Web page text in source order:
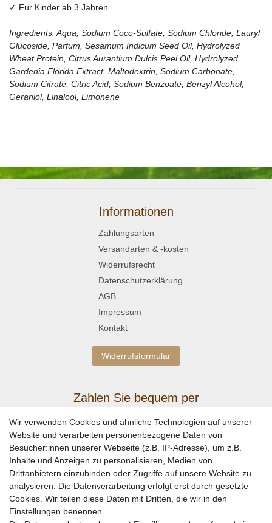
✓ Für Kinder ab 3 Jahren
Ingredients: Aqua, Sodium Coco-Sulfate, Sodium Chloride, Lauryl
Glucoside, Parfum, Sesamum Indicum Seed Oil, Hydrolyzed
Wheat Protein, Citrus Aurantium Dulcis Peel Oil, Hydrolyzed
Gardenia Florida Extract, Maltodextrin, Sodium Carbonate,
Sodium Citrate, Citric Acid, Sodium Benzoate, Benzyl Alcohol,
Geraniol, Linalool, Limonene
Informationen
Zahlungsarten
Versandarten & -kosten
Widerrufsrecht
Datenschutzerklärung
AGB
Impressum
Kontakt
Widerrufsformular
Zahlen Sie bequem per
Wir verwenden Cookies und ähnliche Technologien auf unserer
Website und verarbeiten personenbezogene Daten von
Besucher:innen unserer Webseite (z.B. IP-Adresse), um z.B.
Inhalte und Anzeigen zu personalisieren, Medien von
Drittanbietern einzubinden oder Zugriffe auf unsere Website zu
analysieren. Die Datenverarbeitung erfolgt erst durch gesetzte
Cookies. Wir teilen diese Daten mit Dritten, die wir in den
Einstellungen benennen.